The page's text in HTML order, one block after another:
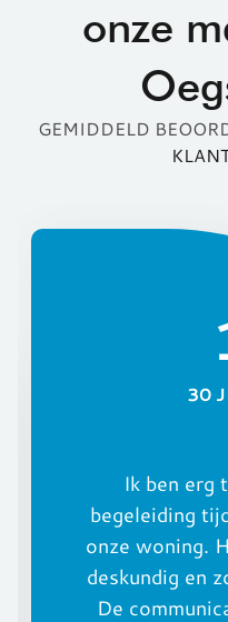
onze
GEMIDDELD
30
Ik ben erg
begeleiding
onze woning.
deskundig en
De